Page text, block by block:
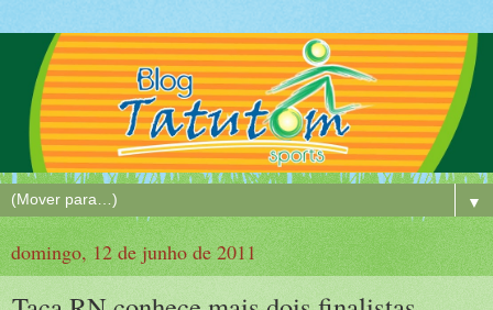
▼
domingo, 12 de junho de 2011